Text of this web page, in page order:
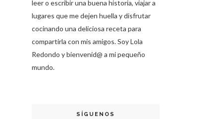
leer o escribir una buena historia, viajar a
lugares que me dejen huella y disfrutar
cocinando una deliciosa receta para
compartirla con mis amigos. Soy Lola
Redondo y bienvenid@ a mi pequeño
mundo.
SÍGUENOS